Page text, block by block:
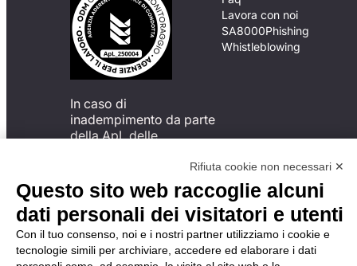
In caso di
inadempimento da parte
della ApL delle
del Codice di Condotta, è
possibile presentare un
reclamo
all’Organismo di
Monitoraggio utilizzando
una delle modalità
descritte al seguente
Lavora con noi
SA8000Phishing
Whistleblowing
Rifiuta cookie non necessari ✕
Questo sito web raccoglie alcuni
dati personali dei visitatori e utenti
Con il tuo consenso, noi e i nostri partner utilizziamo i cookie e
tecnologie simili per archiviare, accedere ed elaborare i dati